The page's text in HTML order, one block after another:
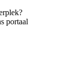
portaal